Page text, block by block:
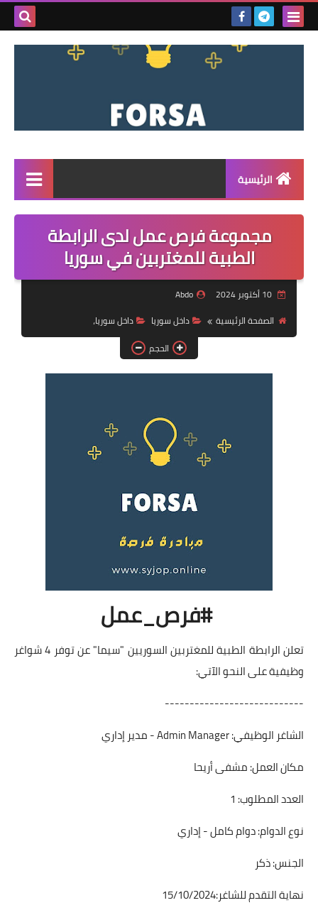
بحث
الرئيسية
القائمة
مناقصات
فرص عمل داخل سوريا
فرص عمل في العراق
فرص عمل في اليمن
دورات تدريبية
مجموعة فرص عمل لدى الرابطة
الطبية للمغتربين في سوريا
10 أكتوبر 2024
Abdo
الصفحة الرئيسية
داخل سوريا
داخل سوريا،
الحجم
#فرص_عمل
تعلن الرابطة الطبية للمغتربين السوريين "سيما" عن توفر 4 شواغر
وظيفية على النحو الآتي:
----------------------------
الشاغر الوظيفي: Admin Manager - مدير إداري
مكان العمل: مشفى أريحا
العدد المطلوب: 1
نوع الدوام: دوام كامل - إداري
الجنس: ذكر
نهاية التقدم للشاغر:15/10/2024